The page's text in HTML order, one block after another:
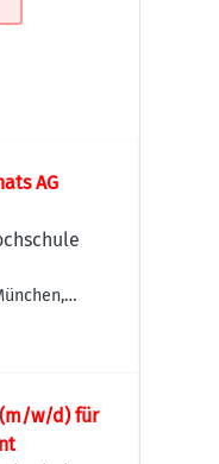
AG
w/d) für